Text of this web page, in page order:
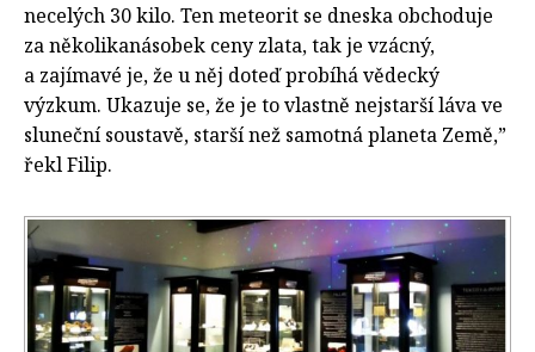
necelých 30 kilo. Ten meteorit se dneska obchoduje
za několikanásobek ceny zlata, tak je vzácný,
a zajímavé je, že u něj doteď probíhá vědecký
výzkum. Ukazuje se, že je to vlastně nejstarší láva ve
sluneční soustavě, starší než samotná planeta Země,”
řekl Filip.